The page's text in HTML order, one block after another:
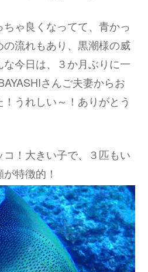
ゃ良くなってて、青かっ
流れもあり、黒潮様の威
今日は、３か月ぶりに一
さんご夫妻からお
うれしい～！ありがとう
コ！大きい子で、３匹もい
特徴的！